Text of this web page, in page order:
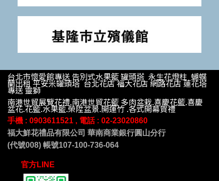
台北市懷愛館專送 告別式水果籃 罐頭塔 永生花燈柱 蝴蝶
蘭出租 平安米罐頭塔 台北花店 福大花店 網路花店 蓮花塔
專送 靈獅
南港世貿展覽花禮.南港世貿花籃 多肉盆栽.喜慶花籃.喜慶
盆花.花籃.水果籃.榮陞盆景.開運竹 .各式開幕賀禮
手機 : 0903611521 , 電話 : 02-23020860
福大鮮花禮品有限公司 華南商業銀行圓山分行
(代號008) 帳號107-100-736-064
官方LINE